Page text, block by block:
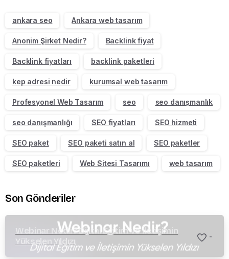
ankara seo Ankara web tasarım
Anonim Şirket Nedir? Backlink fiyat
Backlink fiyatları backlink paketleri
kep adresi nedir kurumsal web tasarım
Profesyonel Web Tasarım seo seo danışmanlık
seo danışmanlığı SEO fiyatları SEO hizmeti
SEO paket SEO paketi satın al SEO paketler
SEO paketleri Web Sitesi Tasarımı web tasarım
Son Gönderiler
Webinar Nedir? Dijital Eğitim ve İletişimin
Yükselen Yıldızı
-